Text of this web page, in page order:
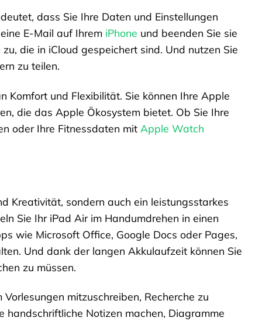
dass Sie Ihre Daten und Einstellungen
E-Mail auf Ihrem iPhone und beenden Sie sie
die in iCloud gespeichert sind. Und nutzen Sie
zu teilen.
Komfort und Flexibilität. Sie können Ihre Apple
die das Apple Ökosystem bietet. Ob Sie Ihre
oder Ihre Fitnessdaten mit Apple Watch
Kreativität, sondern auch ein leistungsstarkes
Sie Ihr iPad Air im Handumdrehen in einen
wie Microsoft Office, Google Docs oder Pages,
Und dank der langen Akkulaufzeit können Sie
zu müssen.
mitzuschreiben, Recherche zu
handschriftliche Notizen machen, Diagramme